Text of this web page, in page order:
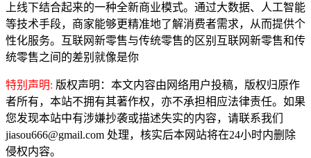
上线下结合起来的一种全新商业模式。通过大数据、人工智能
等技术手段，商家能够更精准地了解消费者需求，从而提供个
性化服务。互联网新零售与传统零售的区别互联网新零售和传
统零售之间的差别就像是你
特别声明: 版权声明：本文内容由网络用户投稿，版权归原作
者所有，本站不拥有其著作权，亦不承担相应法律责任。如果
您发现本站中有涉嫌抄袭或描述失实的内容，请联系我们
jiasou666@gmail.com 处理，核实后本网站将在24小时内删除
侵权内容。